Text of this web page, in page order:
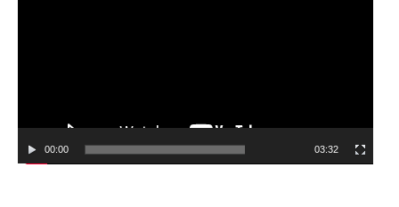
00:00 03:32